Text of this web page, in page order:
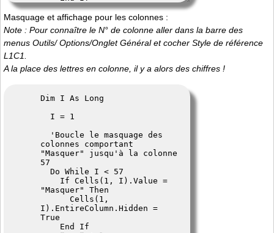
Masquage et affichage pour les colonnes :
Note : Pour connaître le N° de colonne aller dans la barre des
menus Outils/ Options/Onglet Général et cocher Style de référence
L1C1.
A la place des lettres en colonne, il y a alors des chiffres !